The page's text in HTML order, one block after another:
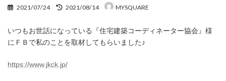
2021/07/24
最
新
日
2021/08/14 MYSQUARE
いつもお世話になっている『住宅建築コーディネーター協会』様
にＦＢで私のことを取材してもらいました♪
https://www.jkck.jp/